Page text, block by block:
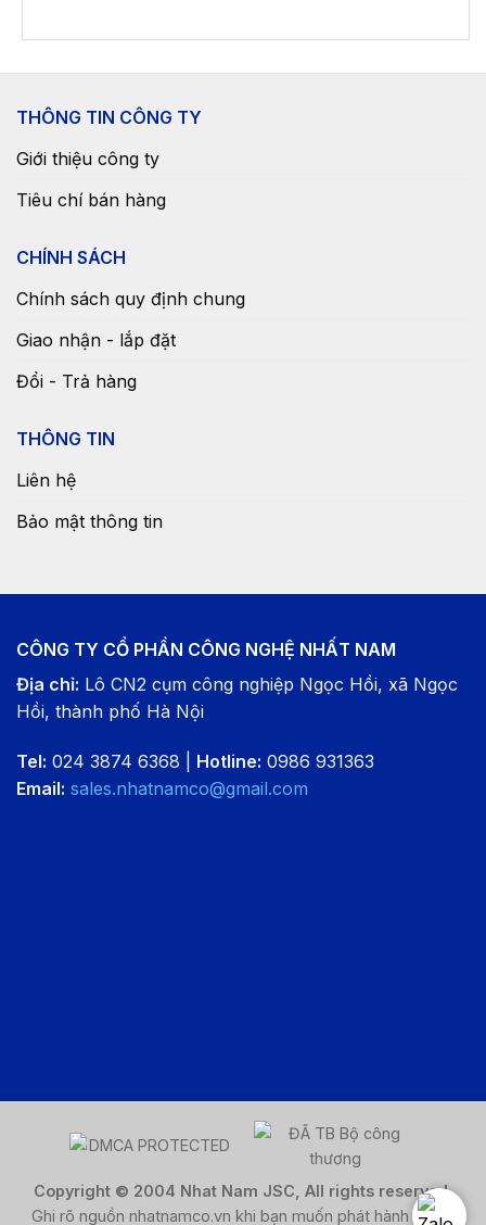
THÔNG TIN CÔNG TY
Giới thiệu công ty
Tiêu chí bán hàng
CHÍNH SÁCH
Chính sách quy định chung
Giao nhận - lắp đặt
Đổi - Trả hàng
THÔNG TIN
Liên hệ
Bảo mật thông tin
CÔNG TY CỔ PHẦN CÔNG NGHỆ NHẤT NAM
Địa chỉ: Lô CN2 cụm công nghiệp Ngọc Hồi, xã Ngọc
Hồi, thành phố Hà Nội
Tel: 024 3874 6368 | Hotline: 0986 931363
Email: sales.nhatnamco@gmail.com
Copyright © 2004 Nhat Nam JSC, All rights reserved.
Ghi rõ nguồn nhatnamco.vn khi bạn muốn phát hành lại nội